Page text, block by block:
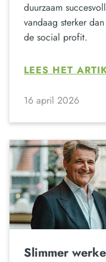
duurzaam
vandaag sterker
de social profit.
LEES HET
16 april 2026
Slimmer